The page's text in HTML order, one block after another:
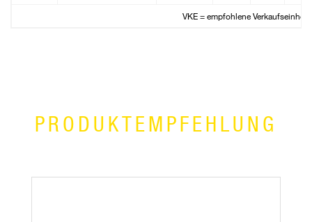
VKE = empfohlene Verkaufseinheit
PRODUKTEMPFEHLUNG